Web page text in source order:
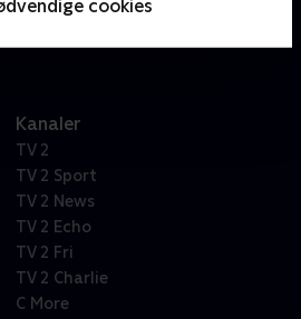
cookies
Kanaler
TV 2
TV 2 Sport
TV 2 News
TV 2 Echo
TV 2 Fri
TV 2 Charlie
C More